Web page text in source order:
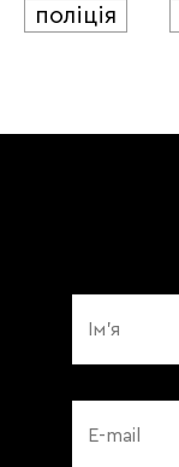
поліція